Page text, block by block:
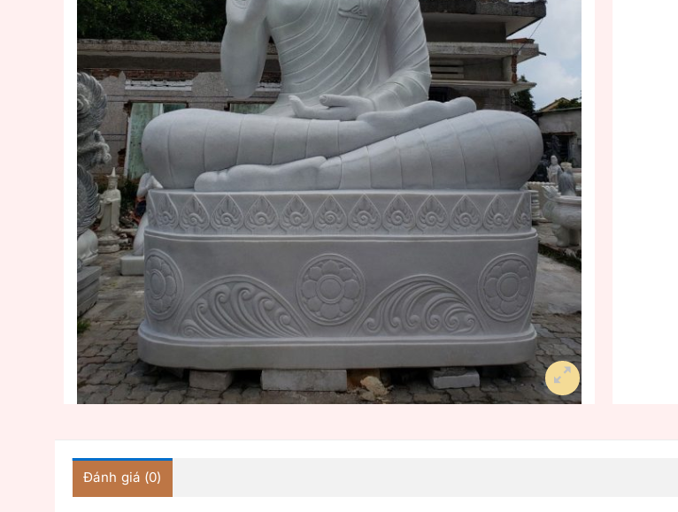
Đánh giá (0)